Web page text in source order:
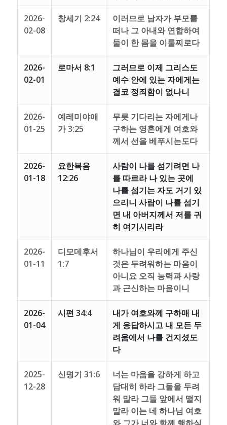
2026-
02-08
창세기 2:24
이러므로 남자가 부모를
떠나 그 아내와 연합하여
둘이 한 몸을 이룰찌로다
2026-
02-01
로마서 8:1
그러므로 이제 그리스도
예수 안에 있는 자에게는
결코 정죄함이 없나니
2026-
01-25
예레미야애
가 3:25
무릇 기다리는 자에게나
구하는 영혼에게 여호와
께서 선을 베푸시는도다
2026-
01-18
요한복음
12:26
사람이 나를 섬기려면 나
를 따르라 나 있는 곳에
나를 섬기는 자도 거기 있
으리니 사람이 나를 섬기
면 내 아버지께서 저를 귀
히 여기시리라
2026-
01-11
디모데후서
1:7
하나님이 우리에게 주신
것은 두려워하는 마음이
아니요 오직 능력과 사랑
과 근신하는 마음이니
2026-
01-04
시편 34:4
내가 여호와께 구하매 내
게 응답하시고 내 모든 두
려움에서 나를 건지셨도
다
2025-
12-28
신명기 31:6
너는 마음을 강하게 하고
담대히 하라 그들을 두려
워 말라 그들 앞에서 떨지
말라 이는 네 하나님 여호